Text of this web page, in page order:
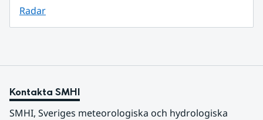
Radar
Kontakta SMHI
SMHI, Sveriges meteorologiska och hydrologiska